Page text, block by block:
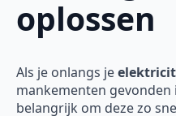
oplossen
Als je onlangs je
mankementen
belangrijk om deze zo